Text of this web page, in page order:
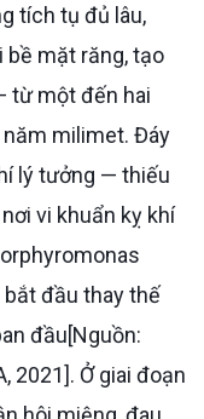
tích tụ đủ lâu,
bề mặt răng, tạo
từ một đến hai
năm milimet. Đáy
lý tưởng — thiếu
vi khuẩn kỵ khí
đầu thay thế
đầu[Nguồn:
2021]. Ở giai đoạn